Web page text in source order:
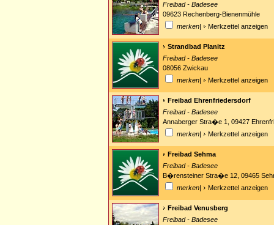
Freibad - Badesee
09623 Rechenberg-Bienenmühle
merken| Merkzettel anzeigen
Strandbad Planitz
Freibad - Badesee
08056 Zwickau
merken| Merkzettel anzeigen
Freibad Ehrenfriedersdorf
Freibad - Badesee
Annaberger Stra�e 1, 09427
merken| Merkzettel anzeigen
Freibad Sehma
Freibad - Badesee
B�rensteiner Stra�e 12, 09465
merken| Merkzettel anzeigen
Freibad Venusberg
Freibad - Badesee